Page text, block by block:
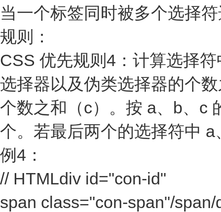
当一个标签同时被多个选择
规则：
CSS 优先规则4：计算选择
选择器以及伪类选择器的个
个数之和（c）。按 a、b、c
个。若最后两个的选择符中
例4：
// HTMLdiv id="con-id"
span class="con-span"/